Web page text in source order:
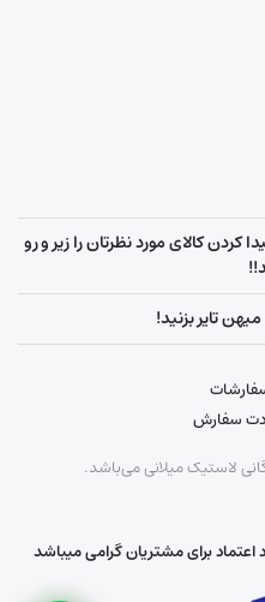
کالای مورد نظرتان را زیر و رو
تایر بزنید!
سفارش
لاستیک میلانی می‌باشد.
اعتماد برای مشتریان گرامی میباشد